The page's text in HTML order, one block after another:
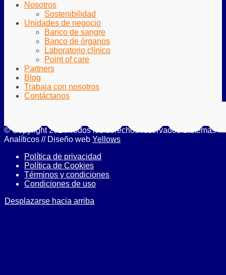
Nosotros
Sostenibilidad
Unidades de negocio
Banco de sangre
Banco de órganos
Laboratorio clínico
Point of care
Partners
Blog
Trabaja con nosotros
Contáctanos
© Copyright 2024 Todos los derechos reservados Sistemas
Analíticos // Diseño web Yellows
Política de privacidad
Política de Cookies
Términos y condiciones
Condiciones de uso
Desplazarse hacia arriba